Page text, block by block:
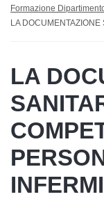
Formazione
LA